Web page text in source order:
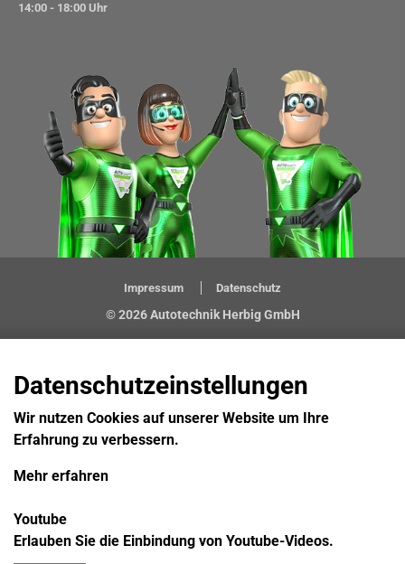
14:00 - 18:00 Uhr
Impressum Datenschutz
© 2026 Autotechnik Herbig GmbH
Datenschutzeinstellungen
Wir nutzen Cookies auf unserer Website um Ihre
Erfahrung zu verbessern.
Mehr erfahren
Youtube
Erlauben Sie die Einbindung von Youtube-Videos.